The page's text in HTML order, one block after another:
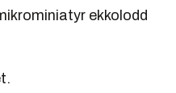
ekkolodd